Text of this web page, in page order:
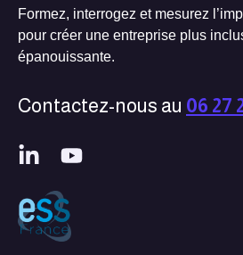
Formez, interrogez et mesurez
pour créer une entreprise plus
épanouissante.
Contactez-nous au 06 27